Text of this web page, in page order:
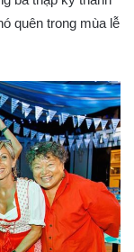
quên trong mùa lễ